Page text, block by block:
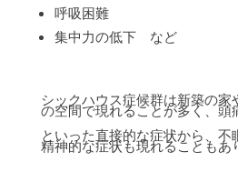
呼吸困難
集中力の低下 など
シックハウス症候群は新築の家
の空間で現れることが多く、頭
といった直接的な症状から、
精神的な症状も現れることもあ